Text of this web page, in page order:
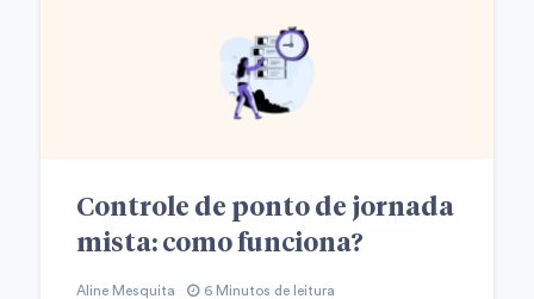
Controle de ponto de jornada
mista: como funciona?
Aline Mesquita 6 Minutos de leitura